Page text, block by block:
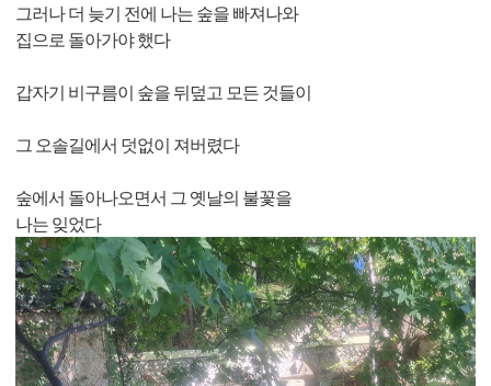
그러나 더 늦기 전에 나는 숲을 빠져나와
집으로 돌아가야 했다
갑자기 비구름이 숲을 뒤덮고 모든 것들이
그 오솔길에서 덧없이 져버렸다
숲에서 돌아나오면서 그 옛날의 불꽃을
나는 잊었다